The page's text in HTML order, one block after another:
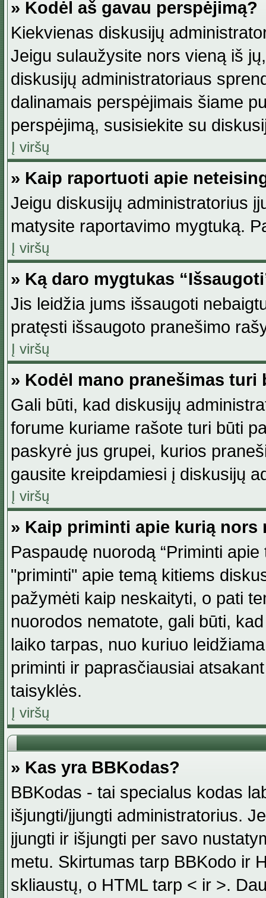
» Kodėl aš gavau perspėjimą?
Kiekvienas diskusijų
Jeigu sulaužysite nors vieną iš
diskusijų administratoriaus
dalinamais perspėjimais šiame
perspėjimą, susisiekite su
Į viršų
» Kaip raportuoti apie
Jeigu diskusijų administratorius
matysite raportavimo mygtuką.
Į viršų
» Ką daro mygtukas
Jis leidžia jums išsaugoti
pratęsti išsaugoto pranešimo
Į viršų
» Kodėl mano pranešimas
Gali būti, kad diskusijų
forume kuriame rašote turi būti
paskyrė jus grupei, kurios
gausite kreipdamiesi į diskusijų
Į viršų
» Kaip priminti apie kurią nors
Paspaudę nuorodą “Priminti
"priminti" apie temą kitiems
pažymėti kaip neskaityti, o pati
nuorodos nematote, gali būti,
laiko tarpas, nuo kuriuo
priminti ir paprasčiausiai
taisyklės.
Į viršų
» Kas yra BBKodas?
BBKodas - tai specialus kodas
išjungti/įjungti administratorius.
įjungti ir išjungti per savo
metu. Skirtumas tarp BBKodo ir
skliaustų, o HTML tarp < ir >.